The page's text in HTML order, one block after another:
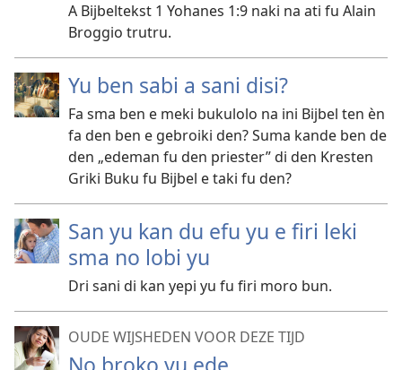
A Bijbeltekst 1 Yohanes 1:9 naki na ati fu Alain
Broggio trutru.
Yu ben sabi a sani disi?
Fa sma ben e meki bukulolo na ini Bijbel ten èn
fa den ben e gebroiki den? Suma kande ben de
den „edeman fu den priester” di den Kresten
Griki Buku fu Bijbel e taki fu den?
San yu kan du efu yu e firi leki
sma no lobi yu
Dri sani di kan yepi yu fu firi moro bun.
OUDE WIJSHEDEN VOOR DEZE TIJD